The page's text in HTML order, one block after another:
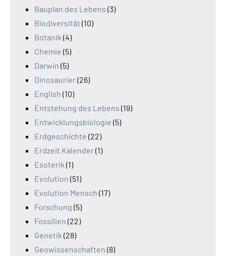
Bauplan des Lebens (3)
Biodiversität (10)
Botanik (4)
Chemie (5)
Darwin (5)
Dinosaurier(26)
English (10)
Entstehung des Lebens (19)
Entwicklungsbiologie (5)
Erdgeschichte (22)
Erdzeit Kalender(1)
Esoterik (1)
Evolution (51)
Evolution Mensch (17)
Forschung (5)
Fossilien (22)
Genetik (28)
Geowissenschaften (8)